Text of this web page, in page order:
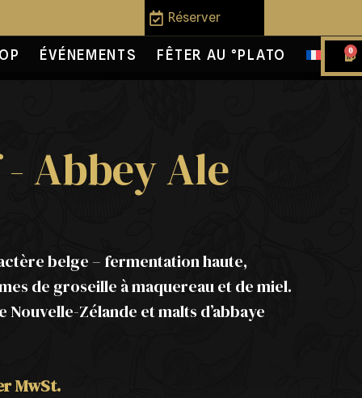
Réserver
ÉVÉNEMENTS FÊTER AU °PLATO 0
Abbey Ale
belge – fermentation haute,
de groseille à maquereau et de miel.
Zélande et malts d’abbaye
MwSt.